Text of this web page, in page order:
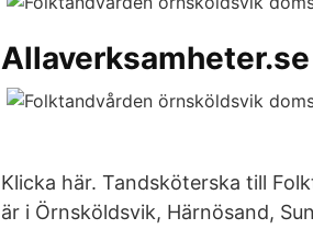
Allaverksamheter.se
Klicka här. Tandsköterska till
är i Örnsköldsvik, Härnösand,